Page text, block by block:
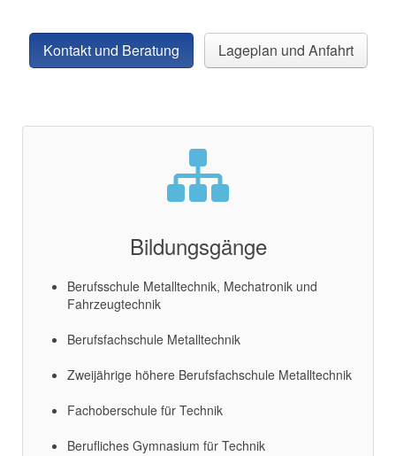
Kontakt und Beratung Lageplan und Anfahrt
Bildungsgänge
Berufsschule Metalltechnik, Mechatronik und
Fahrzeugtechnik
Berufsfachschule Metalltechnik
Zweijährige höhere Berufsfachschule Metalltechnik
Fachoberschule für Technik
Berufliches Gymnasium für Technik